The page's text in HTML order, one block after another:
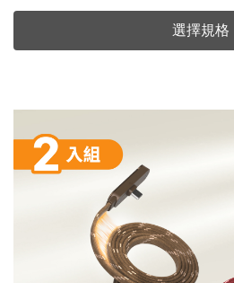
選擇規格